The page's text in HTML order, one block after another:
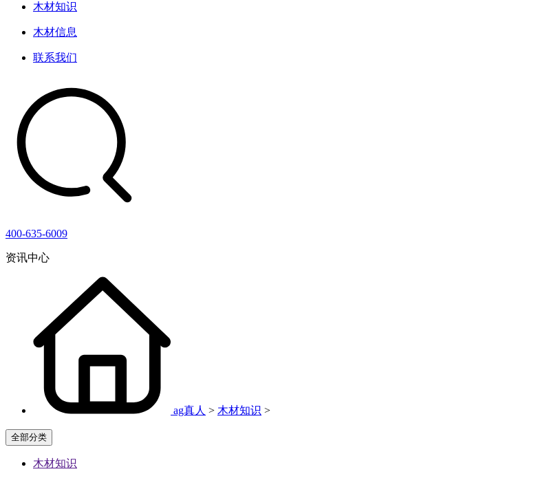
木材知识
木材信息
联系我们
400-635-6009
资讯中心
ag真人 > 木材知识 >
全部分类
木材知识